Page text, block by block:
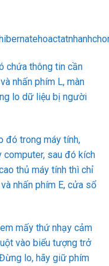
chứa thông tin cần
nhấn phím L, màn
lo dữ liệu bị người
đó trong máy tính,
sau đó kích
thủ máy tính thì chỉ
nhấn phím E, cửa sổ
mấy thứ nhạy cảm
vào biểu tượng trở
lo, hãy giữ phím